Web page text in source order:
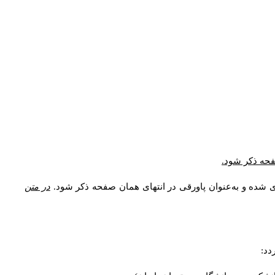
ذکر شود.
شده و به‌عنوان پاورقی در انتهای همان صفحه ذکر شود. در متن